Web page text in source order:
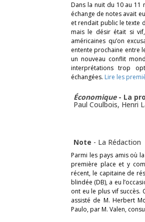
Dans la nuit du 10 au 11
échange de notes avait
et rendait public le texte
mais le désir était si
américaines qu’on
entente prochaine entre
un nouveau conflit
interprétations trop
échangées. Lire les
Économique - La
Paul Coulbois, Henri
Note - La Rédaction
Parmi les pays amis où la
première place et y
récent, le capitaine de
blindée (DB), a eu
ont eu le plus vif succès.
assisté de M. Herbert
Paulo, par M. Valen,